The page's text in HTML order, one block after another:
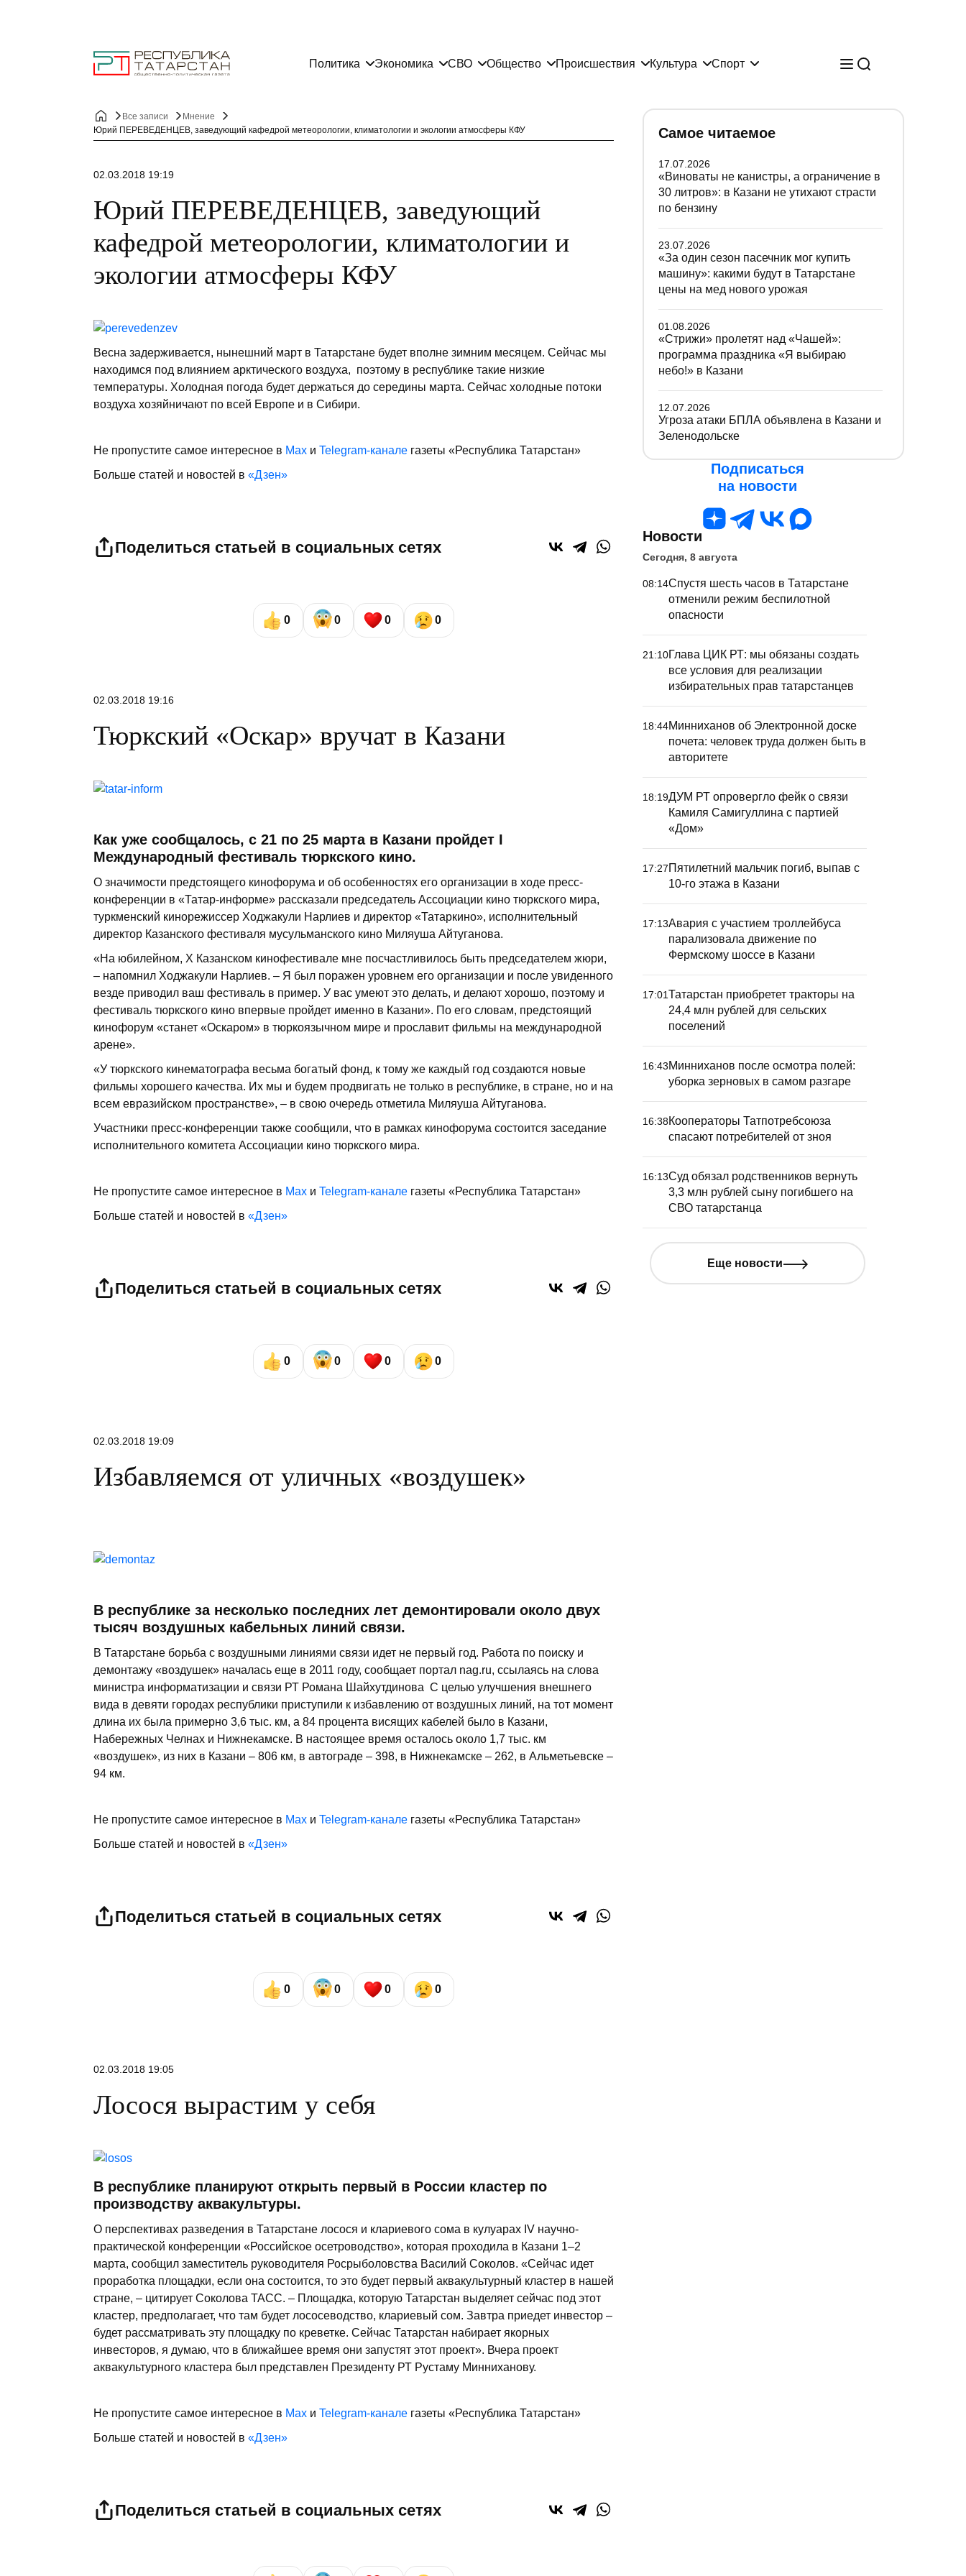
Политика Экономика СВО Общество Происшествия Культура Спорт
Все записи
Мнение
Юрий ПЕРЕВЕДЕНЦЕВ, заведующий кафедрой метеорологии, климатологии и экологии атмосферы КФУ
02.03.2018 19:19
Юрий ПЕРЕВЕДЕНЦЕВ, заведующий
кафедрой метеорологии, климатологии и
экологии атмосферы КФУ
Весна задерживается, нынешний март в Татарстане будет вполне зимним месяцем. Сейчас мы
находимся под влиянием арктического воздуха, поэтому в республике такие низкие
температуры. Холодная погода будет держаться до середины марта. Сейчас холодные потоки
воздуха хозяйничают по всей Европе и в Сибири.
Не пропустите самое интересное в Max и Telegram-канале газеты «Республика Татарстан»
Больше статей и новостей в «Дзен»
Поделиться статьей в социальных сетях
0 0 0 0
02.03.2018 19:16
Тюркский «Оскар» вручат в Казани
Как уже сообщалось, с 21 по 25 марта в Казани пройдет I
Международный фестиваль тюркского кино.
О значимости предстоящего кинофорума и об особенностях его организации в ходе пресс-
конференции в «Татар-информе» рассказали председатель Ассоциации кино тюркского мира,
туркменский кинорежиссер Ходжакули Нарлиев и директор «Татаркино», исполнительный
директор Казанского фестиваля мусульманского кино Миляуша Айтуганова.
«На юбилейном, X Казанском кинофестивале мне посчастливилось быть председателем жюри,
– напомнил Ходжакули Нарлиев. – Я был поражен уровнем его организации и после увиденного
везде приводил ваш фестиваль в пример. У вас умеют это делать, и делают хорошо, поэтому и
фестиваль тюркского кино впервые пройдет именно в Казани». По его словам, предстоящий
кинофорум «станет «Оскаром» в тюркоязычном мире и прославит фильмы на международной
арене».
«У тюркского кинематографа весьма богатый фонд, к тому же каждый год создаются новые
фильмы хорошего качества. Их мы и будем продвигать не только в республике, в стране, но и на
всем евразийском пространстве», – в свою очередь отметила Миляуша Айтуганова.
Участники пресс-конференции также сообщили, что в рамках кинофорума состоится заседание
исполнительного комитета Ассоциации кино тюркского мира.
Не пропустите самое интересное в Max и Telegram-канале газеты «Республика Татарстан»
Больше статей и новостей в «Дзен»
Поделиться статьей в социальных сетях
0 0 0 0
02.03.2018 19:09
Избавляемся от уличных «воздушек»
В республике за несколько последних лет демонтировали около двух
тысяч воздушных кабельных линий связи.
В Татарстане борьба с воздушными линиями связи идет не первый год. Работа по поиску и
демонтажу «воздушек» началась еще в 2011 году, сообщает портал nag.ru, ссылаясь на слова
министра информатизации и связи РТ Романа Шайхутдинова ­ С целью улучшения внешнего
вида в девяти городах республики приступили к избавлению от воздушных линий, на тот момент
длина их была примерно 3,6 тыс. км, а 84 процента висящих кабелей было в Казани,
Набережных Челнах и Нижнекамске. В настоящее время осталось около 1,7 тыс. км
«воздушек», из них в Казани – 806 км, в автограде – 398, в Нижнекамске – 262, в Альметьевске –
94 км.
Не пропустите самое интересное в Max и Telegram-канале газеты «Республика Татарстан»
Больше статей и новостей в «Дзен»
Поделиться статьей в социальных сетях
0 0 0 0
02.03.2018 19:05
Лосося вырастим у себя
В республике планируют открыть первый в России кластер по
производству аквакультуры.
О перспективах разведения в Татарстане лосося и клариевого сома в кулуарах IV научно-
практической конференции «Российское осетроводство», которая проходила в Казани 1–2
марта, сообщил заместитель руководителя Росрыболовства Василий Соколов. «Сейчас идет
проработка площадки, если она состоится, то это будет первый аквакультурный кластер в нашей
стране, – цитирует Соколова ТАСС. – Площадка, которую Татарстан выделяет сейчас под этот
кластер, предполагает, что там будет лососеводство, клариевый сом. Завтра приедет инвестор –
будет рассматривать эту площадку по креветке. Сейчас Татарстан набирает якорных
инвесторов, я думаю, что в ближайшее время они запустят этот проект». Вчера проект
аквакультурного кластера был представлен Президенту РТ Рустаму Минниханову.
Не пропустите самое интересное в Max и Telegram-канале газеты «Республика Татарстан»
Больше статей и новостей в «Дзен»
Поделиться статьей в социальных сетях
Самое читаемое
17.07.2026
«Виноваты не канистры, а ограничение в
30 литров»: в Казани не утихают страсти
по бензину
23.07.2026
«За один сезон пасечник мог купить
машину»: какими будут в Татарстане
цены на мед нового урожая
01.08.2026
«Стрижи» пролетят над «Чашей»:
программа праздника «Я выбираю
небо!» в Казани
12.07.2026
Угроза атаки БПЛА объявлена в Казани и
Зеленодольске
Подписаться
на новости
Новости
Сегодня, 8 августа
08:14Спустя шесть часов в Татарстане
отменили режим беспилотной
опасности
21:10Глава ЦИК РТ: мы обязаны создать
все условия для реализации
избирательных прав татарстанцев
18:44Минниханов об Электронной доске
почета: человек труда должен быть в
авторитете
18:19ДУМ РТ опровергло фейк о связи
Камиля Самигуллина с партией
«Дом»
17:27Пятилетний мальчик погиб, выпав с
10-го этажа в Казани
17:13Авария с участием троллейбуса
парализовала движение по
Фермскому шоссе в Казани
17:01Татарстан приобретет тракторы на
24,4 млн рублей для сельских
поселений
16:43Минниханов после осмотра полей:
уборка зерновых в самом разгаре
16:38Кооператоры Татпотребсоюза
спасают потребителей от зноя
16:13Суд обязал родственников вернуть
3,3 млн рублей сыну погибшего на
СВО татарстанца
Еще новости